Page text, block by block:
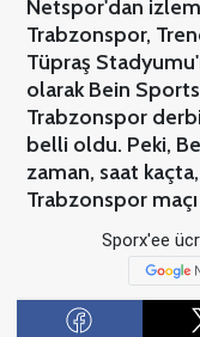
Netspor'dan
Trabzonspor,
Tüpraş
olarak Bein
Trabzonspor derbi
belli oldu. Peki,
zaman, saat
Trabzonspor
Sporx'ee